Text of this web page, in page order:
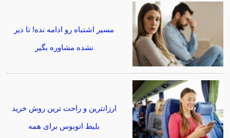
مسیر اشتباه رو ادامه نده! تا دیر
نشده مشاوره بگیر
ارزانترین و راحت ترین روش خرید
بلیط اتوبوس برای همه